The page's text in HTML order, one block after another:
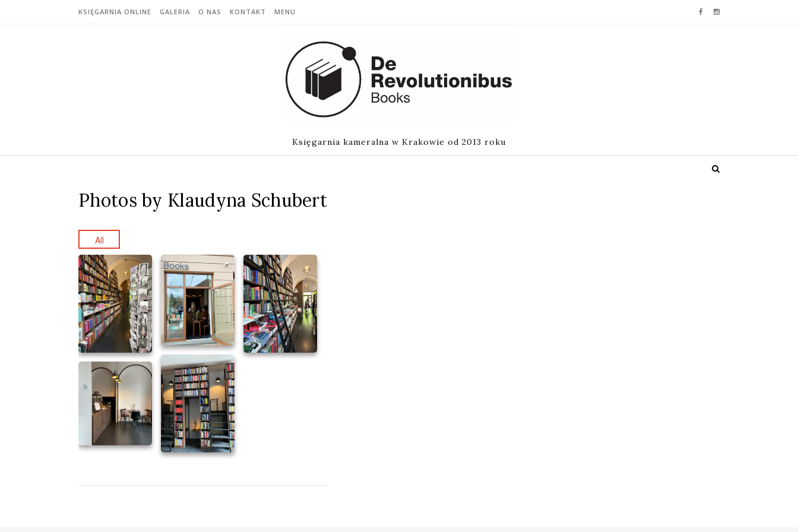
KSIĘGARNIA ONLINE GALERIA O NAS KONTAKT MENU
Księgarnia kameralna w Krakowie od 2013 roku
Photos by Klaudyna Schubert
All